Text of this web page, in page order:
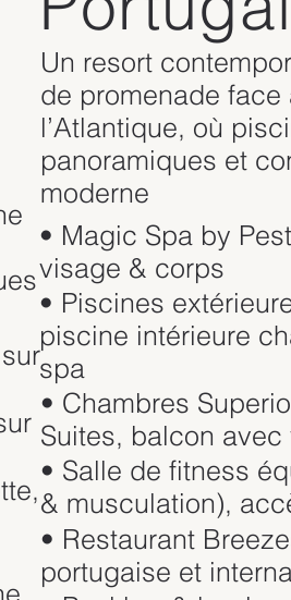
Un resort
de promenade face
l’Atlantique, où
panoramiques et
moderne
• Magic Spa by
visage & corps
• Piscines
piscine intérieure
spa
• Chambres
Suites, balcon avec
• Salle de fitness
& musculation),
• Restaurant
portugaise et